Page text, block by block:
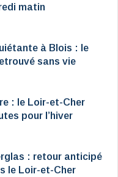
matin
à Blois : le
sans vie
: le Loir-et-Cher
pour l’hiver
: retour anticipé
le Loir-et-Cher